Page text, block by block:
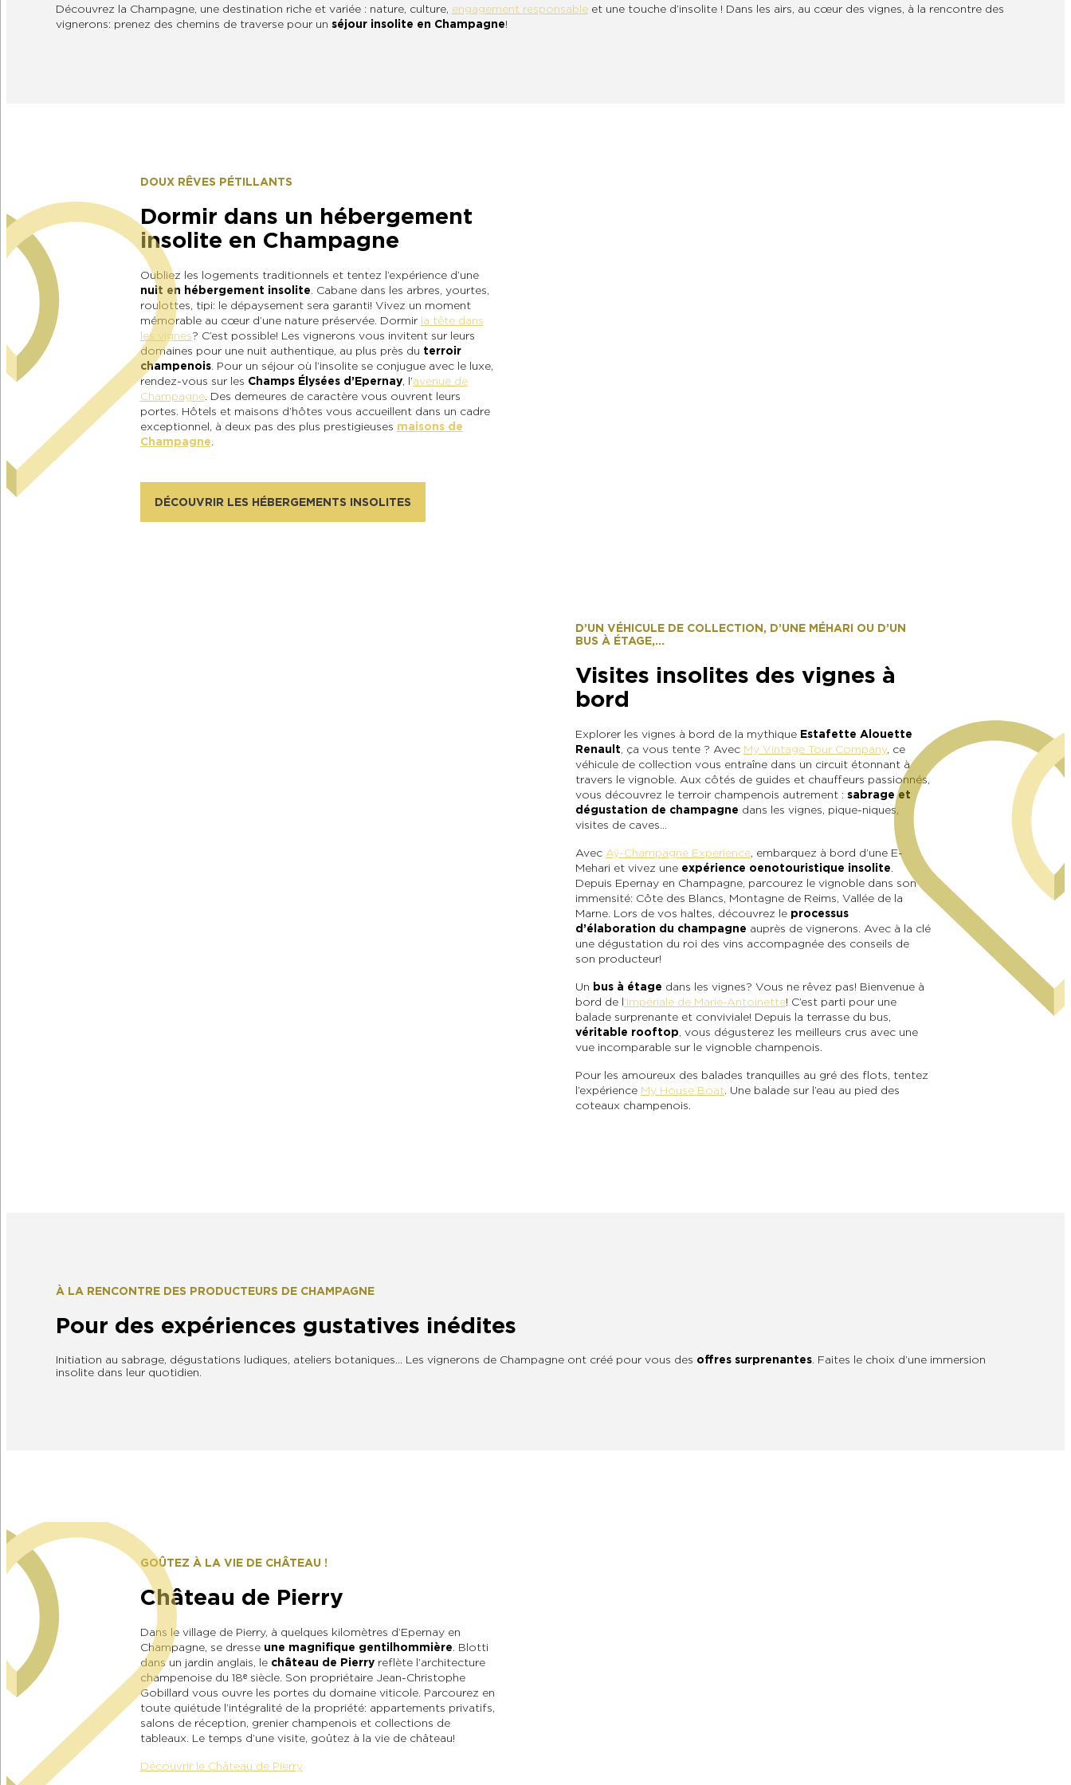
Découvrez la Champagne, une destination riche et variée : nature, culture, engagement responsableet une touche d’insolite ! Dans les airs, au cœur des vignes, à la rencontre des
vignerons : prenez des chemins de traverse pour un séjour insolite en Champagne!
DOUX RÊVES PÉTILLANTS
Dormir dans un hébergement
insolite en Champagne
Oubliez les logements traditionnels et tentez l’expérience d’une
nuit en hébergement insolite. Cabane dans les arbres, yourtes,
roulottes, tipi : le dépaysement sera garanti ! Vivez un moment
mémorable au cœur d’une nature préservée. Dormir la tête dans
les vignes? C’est possible ! Les vignerons vous invitent sur leurs
domaines pour une nuit authentique, au plus près du terroir
champenois. Pour un séjour où l’insolite se conjugue avec le luxe,
rendez-vous sur les Champs Élysées d’Epernay, l’avenue de
Champagne. Des demeures de caractère vous ouvrent leurs
portes. Hôtels et maisons d’hôtes vous accueillent dans un cadre
exceptionnel, à deux pas des plus prestigieuses maisons de
Champagne.
DÉCOUVRIR LES HÉBERGEMENTS INSOLITES
D’UN VÉHICULE DE COLLECTION, D’UNE MÉHARI OU D’UN
BUS À ÉTAGE,...
Visites insolites des vignes à
bord
Explorer les vignes à bord de la mythique Estafette Alouette
Renault, ça vous tente ? Avec My Vintage Tour Company, ce
véhicule de collection vous entraîne dans un circuit étonnant à
travers le vignoble. Aux côtés de guides et chauffeurs passionnés,
vous découvrez le terroir champenois autrement : sabrage et
dégustation de champagne dans les vignes, pique-niques,
visites de caves…
Avec Aÿ-Champagne Experience, embarquez à bord d’une E-
Mehari et vivez une expérience oenotouristique insolite.
Depuis Epernay en Champagne, parcourez le vignoble dans son
immensité : Côte des Blancs, Montagne de Reims, Vallée de la
Marne. Lors de vos haltes, découvrez le processus
d’élaboration du champagne auprès de vignerons. Avec à la clé
une dégustation du roi des vins accompagnée des conseils de
son producteur !
Un bus à étage dans les vignes ? Vous ne rêvez pas ! Bienvenue à
bord de l’Impériale de Marie-Antoinette! C’est parti pour une
balade surprenante et conviviale ! Depuis la terrasse du bus,
véritable rooftop, vous dégusterez les meilleurs crus avec une
vue incomparable sur le vignoble champenois.
Pour les amoureux des balades tranquilles au gré des flots, tentez
l’expérience My House Boat. Une balade sur l’eau au pied des
coteaux champenois.
À LA RENCONTRE DES PRODUCTEURS DE CHAMPAGNE
Pour des expériences gustatives inédites
Initiation au sabrage, dégustations ludiques, ateliers botaniques… Les vignerons de Champagne ont créé pour vous des offres surprenantes. Faites le choix d’une immersion
insolite dans leur quotidien.
GOÛTEZ À LA VIE DE CHÂTEAU !
Château de Pierry
Dans le village de Pierry, à quelques kilomètres d’Epernay en
Champagne, se dresse une magnifique gentilhommière. Blotti
dans un jardin anglais, le château de Pierryreflète l’architecture
champenoise du 18ᵉ siècle. Son propriétaire Jean-Christophe
Gobillard vous ouvre les portes du domaine viticole. Parcourez en
toute quiétude l’intégralité de la propriété : appartements privatifs,
salons de réception, grenier champenois et collections de
tableaux. Le temps d’une visite, goûtez à la vie de château !
Découvrir le Château de Pierry